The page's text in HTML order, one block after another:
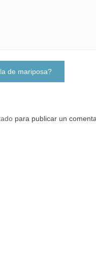
de mariposa?
para publicar un